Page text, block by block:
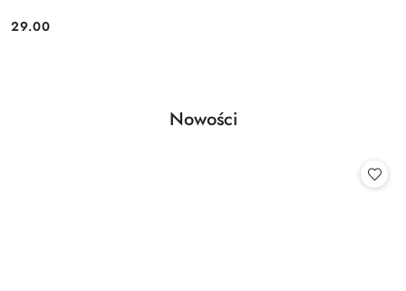
Cena:
29.00
Pomiń karuzelę produktów
Produkty
Nowości